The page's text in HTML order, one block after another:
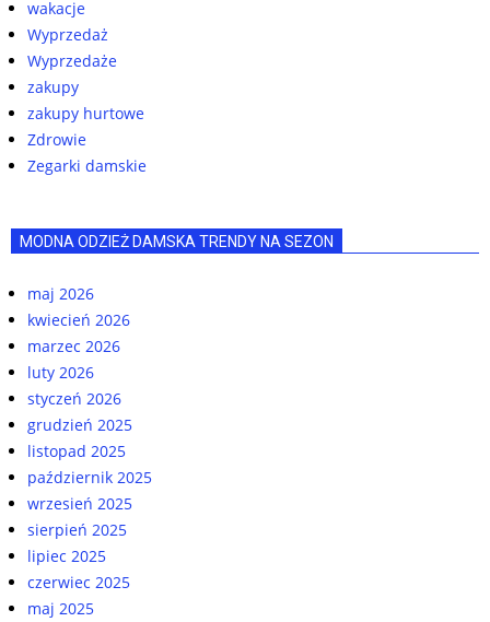
wakacje
Wyprzedaż
Wyprzedaże
zakupy
zakupy hurtowe
Zdrowie
Zegarki damskie
MODNA ODZIEŻ DAMSKA TRENDY NA SEZON
maj 2026
kwiecień 2026
marzec 2026
luty 2026
styczeń 2026
grudzień 2025
listopad 2025
październik 2025
wrzesień 2025
sierpień 2025
lipiec 2025
czerwiec 2025
maj 2025